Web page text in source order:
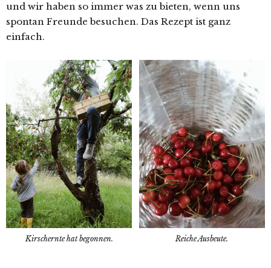
und wir haben so immer was zu bieten, wenn uns
spontan Freunde besuchen. Das Rezept ist ganz
einfach.
Kirschernte hat begonnen. Reiche Ausbeute.